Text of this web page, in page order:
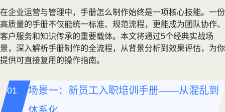
在企业运营与管理中，手册怎么制作始终是一项核心技能。一份
高质量的手册不仅能统一标准、规范流程，更能成为团队协作、
客户服务和知识传承的重要载体。本文将通过5个经典实战场
景，深入解析手册制作的全流程，从背景分析到效果评估，为你
提供可直接复用的操作指南。
场景一：新员工入职培训手册——从混乱到